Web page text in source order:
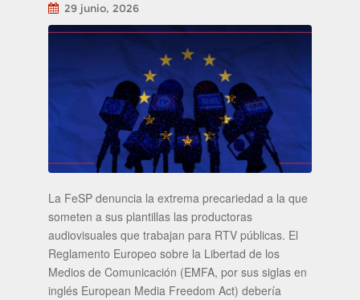
29 junio, 2026
La FeSP denuncia la extrema precariedad a la que
someten a sus plantillas las productoras
audiovisuales que trabajan para RTV públicas. El
Reglamento Europeo sobre la Libertad de los
Medios de Comunicación (EMFA, por sus siglas en
inglés European Media Freedom Act) debería